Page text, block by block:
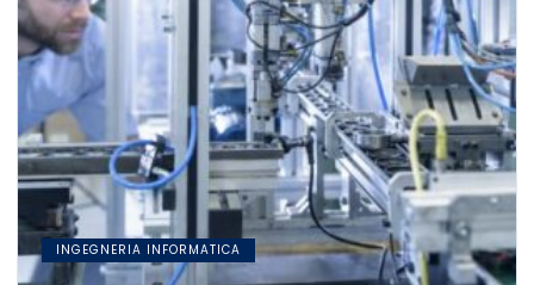
INGEGNERIA INFORMATICA